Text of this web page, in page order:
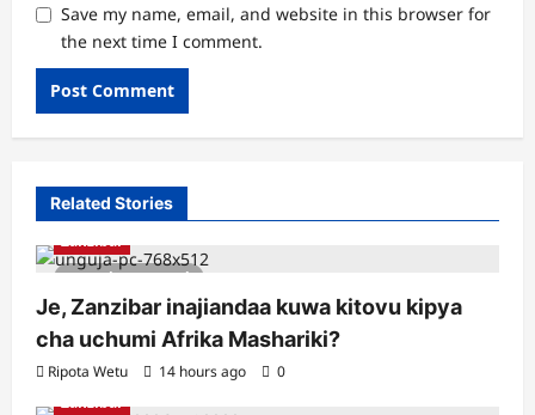
Save my name, email, and website in this browser for
the next time I comment.
Related Stories
4 minutes read
Zanzibar
Je, Zanzibar inajiandaa kuwa kitovu kipya
cha uchumi Afrika Mashariki?
Ripota Wetu 14 hours ago
0
Zanzibar